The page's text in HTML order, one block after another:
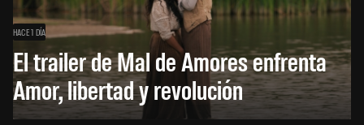
HACE 1 DÍA
El trailer de Mal de Amores enfrenta
Amor, libertad y revolución